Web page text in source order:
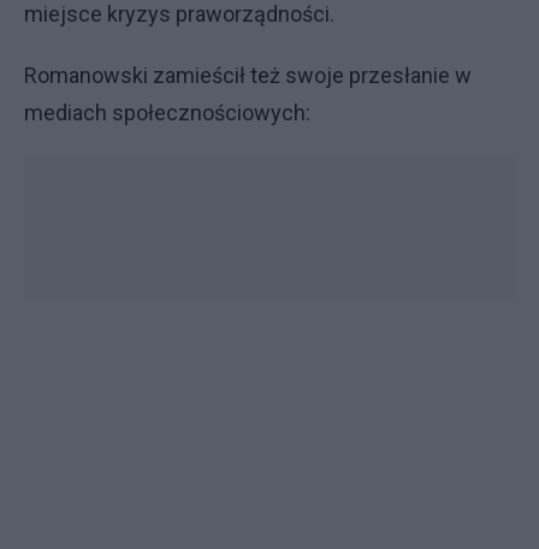
miejsce kryzys praworządności.
Romanowski zamieścił też swoje przesłanie w
mediach społecznościowych: